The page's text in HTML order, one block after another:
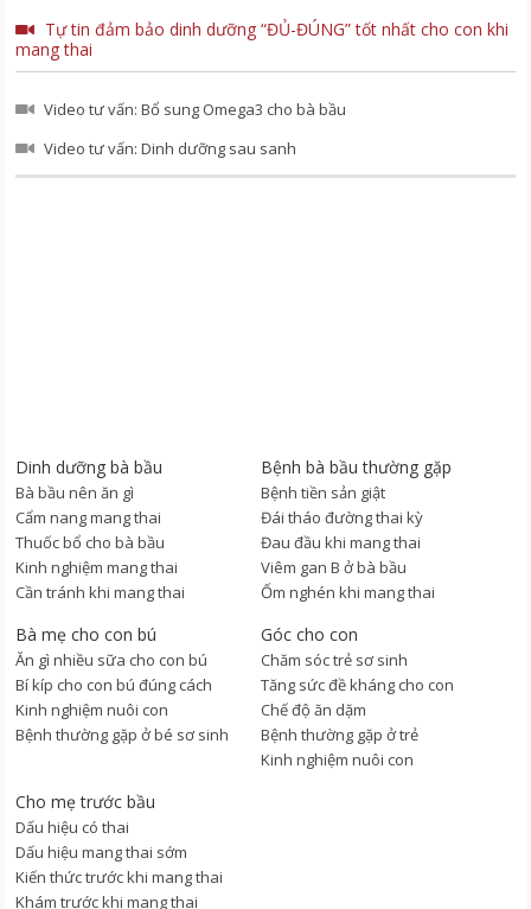
Tự tin đảm bảo dinh dưỡng “ĐỦ-ĐÚNG” tốt nhất cho con khi
mang thai
Video tư vấn: Bổ sung Omega3 cho bà bầu
Video tư vấn: Dinh dưỡng sau sanh
Dinh dưỡng bà bầu
Bà bầu nên ăn gì
Cẩm nang mang thai
Thuốc bổ cho bà bầu
Kinh nghiệm mang thai
Cần tránh khi mang thai
Bệnh bà bầu thường gặp
Bệnh tiền sản giật
Đái tháo đường thai kỳ
Đau đầu khi mang thai
Viêm gan B ở bà bầu
Ốm nghén khi mang thai
Bà mẹ cho con bú
Ăn gì nhiều sữa cho con bú
Bí kíp cho con bú đúng cách
Kinh nghiệm nuôi con
Bệnh thường gặp ở bé sơ sinh
Góc cho con
Chăm sóc trẻ sơ sinh
Tăng sức đề kháng cho con
Chế độ ăn dặm
Bệnh thường gặp ở trẻ
Kinh nghiệm nuôi con
Cho mẹ trước bầu
Dấu hiệu có thai
Dấu hiệu mang thai sớm
Kiến thức trước khi mang thai
Khám trước khi mang thai